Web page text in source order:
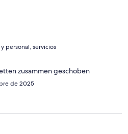
personal, servicios
zusammen geschoben
de 2025